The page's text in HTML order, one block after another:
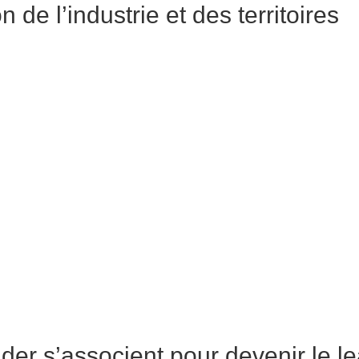
de l’industrie et des territoires